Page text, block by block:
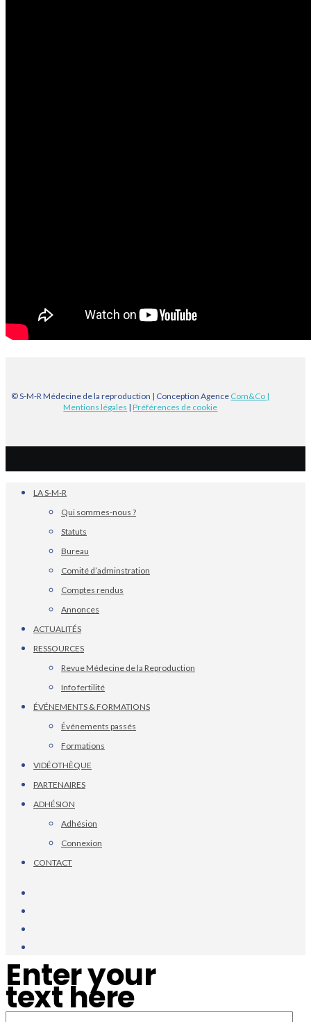
© S-M-R Médecine de la reproduction | Conception Agence Com&Co |
Mentions légales |Préférences de cookie
LA S-M-R
Qui sommes-nous ?
Statuts
Bureau
Comité d’adminstration
Comptes rendus
Annonces
ACTUALITÉS
RESSOURCES
Revue Médecine de la Reproduction
Info fertilité
ÉVÉNEMENTS & FORMATIONS
Événements passés
Formations
VIDÉOTHÈQUE
PARTENAIRES
ADHÉSION
Adhésion
Connexion
CONTACT
Enter your
text here